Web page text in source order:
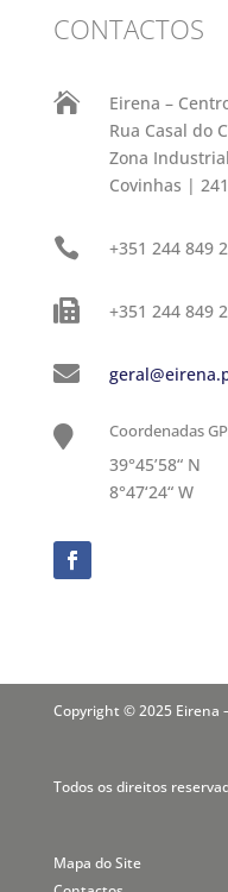
CONTACTOS

Eirena –
Rua Casal do
Zona
Covinhas |
 +351 244 849
 +351 244 849

 Coordenadas
39°45’58“ N
8°47‘24“ W
Copyright © 2025 Eirena
Todos os direitos
Mapa do Site